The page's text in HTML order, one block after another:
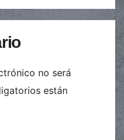
no será
están